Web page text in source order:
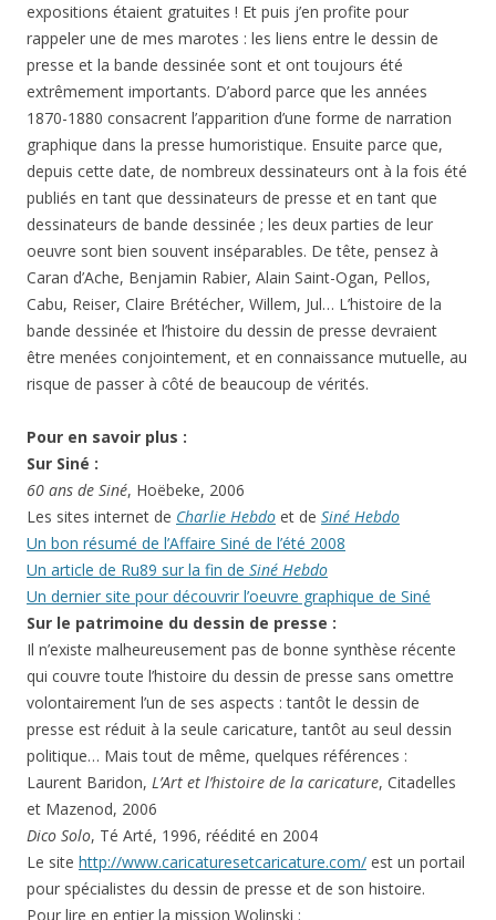
expositions étaient gratuites ! Et puis j’en profite pour
rappeler une de mes marotes : les liens entre le dessin de
presse et la bande dessinée sont et ont toujours été
extrêmement importants. D’abord parce que les années
1870-1880 consacrent l’apparition d’une forme de narration
graphique dans la presse humoristique. Ensuite parce que,
depuis cette date, de nombreux dessinateurs ont à la fois été
publiés en tant que dessinateurs de presse et en tant que
dessinateurs de bande dessinée ; les deux parties de leur
oeuvre sont bien souvent inséparables. De tête, pensez à
Caran d’Ache, Benjamin Rabier, Alain Saint-Ogan, Pellos,
Cabu, Reiser, Claire Brétécher, Willem, Jul… L’histoire de la
bande dessinée et l’histoire du dessin de presse devraient
être menées conjointement, et en connaissance mutuelle, au
risque de passer à côté de beaucoup de vérités.
Pour en savoir plus :
Sur Siné :
60 ans de Siné, Hoëbeke, 2006
Les sites internet de Charlie Hebdo et de Siné Hebdo
Un bon résumé de l’Affaire Siné de l’été 2008
Un article de Ru89 sur la fin de Siné Hebdo
Un dernier site pour découvrir l’oeuvre graphique de Siné
Sur le patrimoine du dessin de presse :
Il n’existe malheureusement pas de bonne synthèse récente
qui couvre toute l’histoire du dessin de presse sans omettre
volontairement l’un de ses aspects : tantôt le dessin de
presse est réduit à la seule caricature, tantôt au seul dessin
politique… Mais tout de même, quelques références :
Laurent Baridon, L’Art et l’histoire de la caricature, Citadelles
et Mazenod, 2006
Dico Solo, Té Arté, 1996, réédité en 2004
Le site http://www.caricaturesetcaricature.com/ est un portail
pour spécialistes du dessin de presse et de son histoire.
Pour lire en entier la mission Wolinski :